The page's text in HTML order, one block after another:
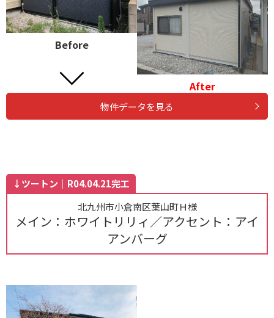
Before
After
物件データを見る
↓ツートン｜R04.04.21完工
北九州市小倉南区葉山町Ｈ様
メイン：ホワイトリリィ／アクセント：アイ
アンバーグ